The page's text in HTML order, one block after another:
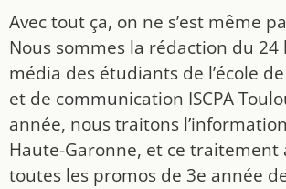
Avec tout ça, on ne s’est même
Nous sommes la rédaction du 24
média des étudiants de l’école
et de communication ISCPA
année, nous traitons
Haute-Garonne, et ce traitement
toutes les promos de 3e année